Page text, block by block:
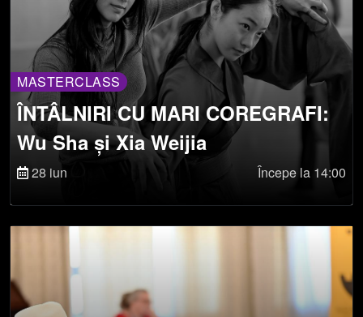
MASTERCLASS
ÎNTÂLNIRI CU MARI COREGRAFI:
Wu Sha și Xia Weijia
28 iun Începe la 14:00